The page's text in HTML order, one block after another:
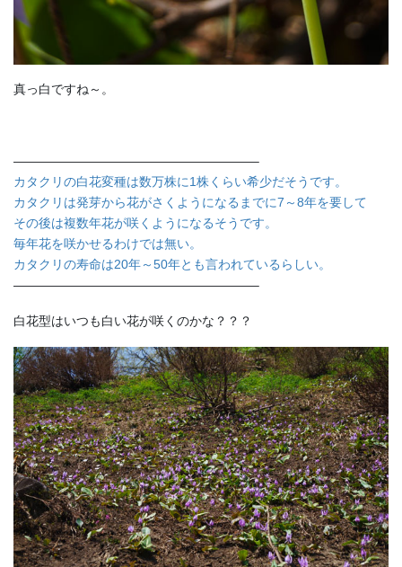
真っ白ですね～。
———————————————————–
カタクリの白花変種は数万株に1株くらい希少だそうです。
カタクリは発芽から花がさくようになるまでに7～8年を要して
その後は複数年花が咲くようになるそうです。
毎年花を咲かせるわけでは無い。
カタクリの寿命は20年～50年とも言われているらしい。
———————————————————–
白花型はいつも白い花が咲くのかな？？？